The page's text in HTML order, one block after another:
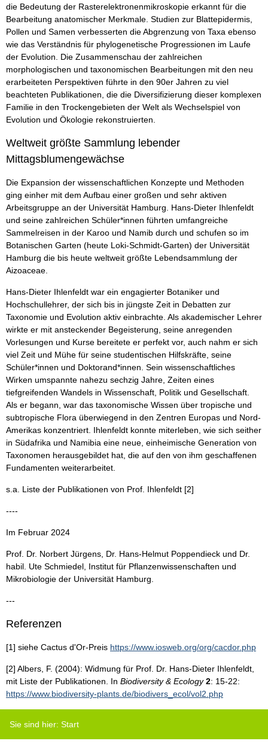
die Bedeutung der Rasterelektronenmikroskopie erkannt für die
Bearbeitung anatomischer Merkmale. Studien zur Blattepidermis,
Pollen und Samen verbesserten die Abgrenzung von Taxa ebenso
wie das Verständnis für phylogenetische Progressionen im Laufe
der Evolution. Die Zusammenschau der zahlreichen
morphologischen und taxonomischen Bearbeitungen mit den neu
erarbeiteten Perspektiven führte in den 90er Jahren zu viel
beachteten Publikationen, die die Diversifizierung dieser komplexen
Familie in den Trockengebieten der Welt als Wechselspiel von
Evolution und Ökologie rekonstruierten.
Weltweit größte Sammlung lebender
Mittagsblumengewächse
Die Expansion der wissenschaftlichen Konzepte und Methoden
ging einher mit dem Aufbau einer großen und sehr aktiven
Arbeitsgruppe an der Universität Hamburg. Hans-Dieter Ihlenfeldt
und seine zahlreichen Schüler*innen führten umfangreiche
Sammelreisen in der Karoo und Namib durch und schufen so im
Botanischen Garten (heute Loki-Schmidt-Garten) der Universität
Hamburg die bis heute weltweit größte Lebendsammlung der
Aizoaceae.
Hans-Dieter Ihlenfeldt war ein engagierter Botaniker und
Hochschullehrer, der sich bis in jüngste Zeit in Debatten zur
Taxonomie und Evolution aktiv einbrachte. Als akademischer Lehrer
wirkte er mit ansteckender Begeisterung, seine anregenden
Vorlesungen und Kurse bereitete er perfekt vor, auch nahm er sich
viel Zeit und Mühe für seine studentischen Hilfskräfte, seine
Schüler*innen und Doktorand*innen. Sein wissenschaftliches
Wirken umspannte nahezu sechzig Jahre, Zeiten eines
tiefgreifenden Wandels in Wissenschaft, Politik und Gesellschaft.
Als er begann, war das taxonomische Wissen über tropische und
subtropische Flora überwiegend in den Zentren Europas und Nord-
Amerikas konzentriert. Ihlenfeldt konnte miterleben, wie sich seither
in Südafrika und Namibia eine neue, einheimische Generation von
Taxonomen herausgebildet hat, die auf den von ihm geschaffenen
Fundamenten weiterarbeitet.
s.a. Liste der Publikationen von Prof. Ihlenfeldt [2]
----
Im Februar 2024
Prof. Dr. Norbert Jürgens, Dr. Hans-Helmut Poppendieck und Dr.
habil. Ute Schmiedel, Institut für Pflanzenwissenschaften und
Mikrobiologie der Universität Hamburg.
---
Referenzen
[1] siehe Cactus d'Or-Preis https://www.iosweb.org/org/cacdor.php
[2] Albers, F. (2004): Widmung für Prof. Dr. Hans-Dieter Ihlenfeldt,
mit Liste der Publikationen. In Biodiversity & Ecology 2: 15-22:
https://www.biodiversity-plants.de/biodivers_ecol/vol2.php
Sie sind hier: Start